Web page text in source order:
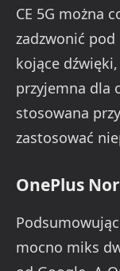
CE 5G można
zadzwonić pod
kojące
przyjemna dla
stosowana
zastosować
OnePlus
mocno miks